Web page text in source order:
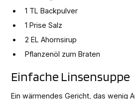
1 TL Backpulver
1 Prise Salz
2 EL Ahornsirup
Pflanzenöl zum Braten
Einfache Linsensuppe
Ein wärmendes Gericht, das wenig